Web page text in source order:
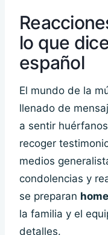
lo que
español
El mundo de la
llenado de
a sentir
recoger
medios
condolencias y
se preparan
la familia y el
detalles.